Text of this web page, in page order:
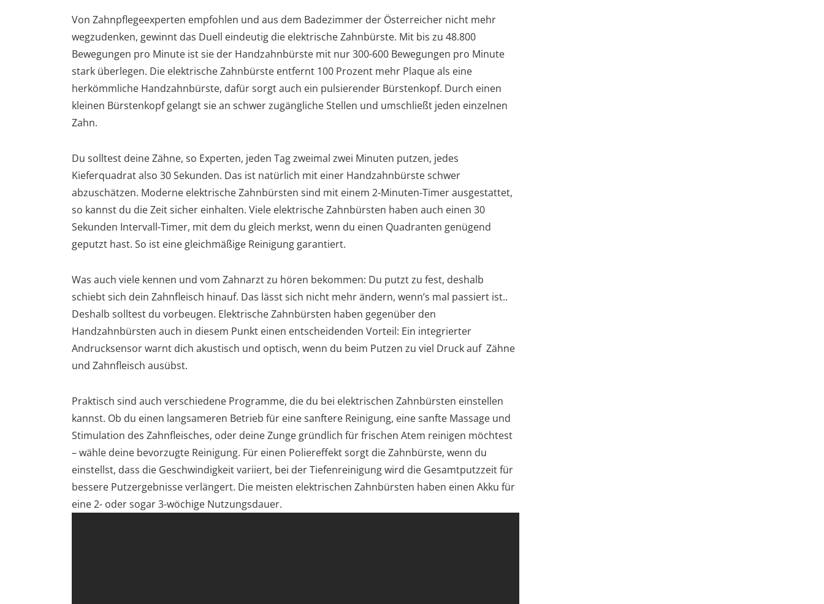
Von Zahnpflegeexperten empfohlen und aus dem Badezimmer der Österreicher nicht mehr
wegzudenken, gewinnt das Duell eindeutig die elektrische Zahnbürste. Mit bis zu 48.800
Bewegungen pro Minute ist sie der Handzahnbürste mit nur 300-600 Bewegungen pro Minute
stark überlegen. Die elektrische Zahnbürste entfernt 100 Prozent mehr Plaque als eine
herkömmliche Handzahnbürste, dafür sorgt auch ein pulsierender Bürstenkopf. Durch einen
kleinen Bürstenkopf gelangt sie an schwer zugängliche Stellen und umschließt jeden einzelnen
Zahn.
Du solltest deine Zähne, so Experten, jeden Tag zweimal zwei Minuten putzen, jedes
Kieferquadrat also 30 Sekunden. Das ist natürlich mit einer Handzahnbürste schwer
abzuschätzen. Moderne elektrische Zahnbürsten sind mit einem 2-Minuten-Timer ausgestattet,
so kannst du die Zeit sicher einhalten. Viele elektrische Zahnbürsten haben auch einen 30
Sekunden Intervall-Timer, mit dem du gleich merkst, wenn du einen Quadranten genügend
geputzt hast. So ist eine gleichmäßige Reinigung garantiert.
Was auch viele kennen und vom Zahnarzt zu hören bekommen: Du putzt zu fest, deshalb
schiebt sich dein Zahnfleisch hinauf. Das lässt sich nicht mehr ändern, wenn’s mal passiert ist..
Deshalb solltest du vorbeugen. Elektrische Zahnbürsten haben gegenüber den
Handzahnbürsten auch in diesem Punkt einen entscheidenden Vorteil: Ein integrierter
Andrucksensor warnt dich akustisch und optisch, wenn du beim Putzen zu viel Druck auf Zähne
und Zahnfleisch ausübst.
Praktisch sind auch verschiedene Programme, die du bei elektrischen Zahnbürsten einstellen
kannst. Ob du einen langsameren Betrieb für eine sanftere Reinigung, eine sanfte Massage und
Stimulation des Zahnfleisches, oder deine Zunge gründlich für frischen Atem reinigen möchtest
– wähle deine bevorzugte Reinigung. Für einen Poliereffekt sorgt die Zahnbürste, wenn du
einstellst, dass die Geschwindigkeit variiert, bei der Tiefenreinigung wird die Gesamtputzzeit für
bessere Putzergebnisse verlängert. Die meisten elektrischen Zahnbürsten haben einen Akku für
eine 2- oder sogar 3-wöchige Nutzungsdauer.